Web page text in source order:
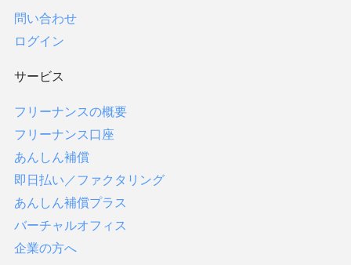
問い合わせ
ログイン
サービス
フリーナンスの概要
フリーナンス口座
あんしん補償
即日払い／ファクタリング
あんしん補償プラス
バーチャルオフィス
企業の方へ
貯金
フリーランス向け支援制度
フリーランスコラム
法律
サービス
フリーナンスの概要
フリーナンス口座
あんしん補償